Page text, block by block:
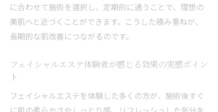
フェイシャルエステで美肌を目指すポイン
トとは
肌悩み別フェイシャルエステの最適な選び
フェイシャルエステに通う回数と効果的な選び
フェイシャルエステに通う最適な回数の目
に合わせて施術を選択し、定期的に通うことで、理想の
美肌へと近づくことができます。こうした積み重ねが、
長期的な肌改善につながるのです。
フェイシャルエステ体験者が感じる効果の実感ポイン
ト
フェイシャルエステを体験した多くの方が、施術後すぐ